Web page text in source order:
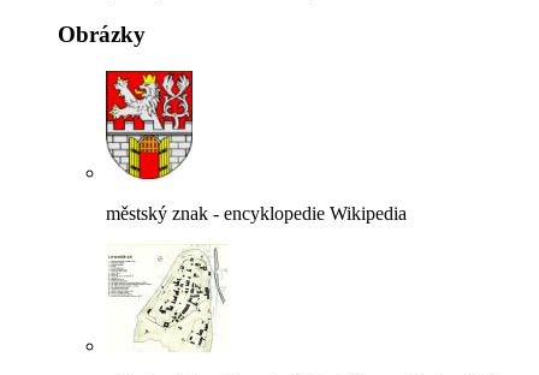
Obrázky
městský znak - encyklopedie Wikipedia